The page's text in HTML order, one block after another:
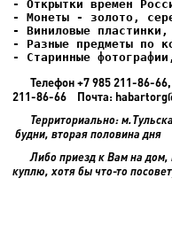
- Старинные
Телефон +7 985 211-86-
211-86-66 Почта:
Территориально:
будни, вторая половина дня
Либо приезд к Вам на
куплю, хотя бы что-то